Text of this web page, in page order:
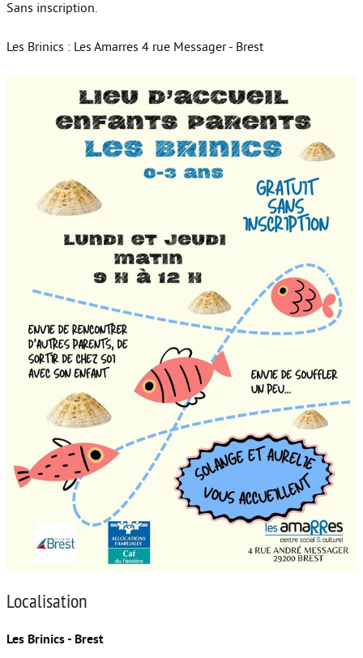
Sans inscription.
Les Brinics : Les Amarres 4 rue Messager - Brest
Localisation
Les Brinics - Brest